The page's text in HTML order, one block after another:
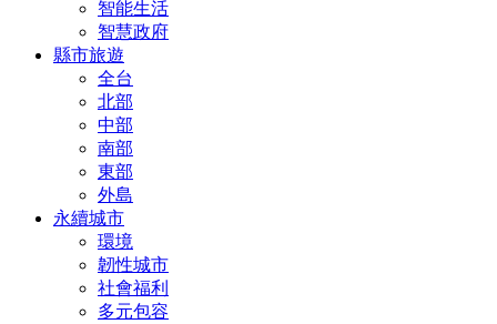
智能生活
智慧政府
縣市旅遊
全台
北部
中部
南部
東部
外島
永續城市
環境
韌性城市
社會福利
多元包容